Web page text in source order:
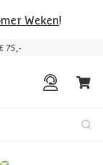
Weken!
75,-